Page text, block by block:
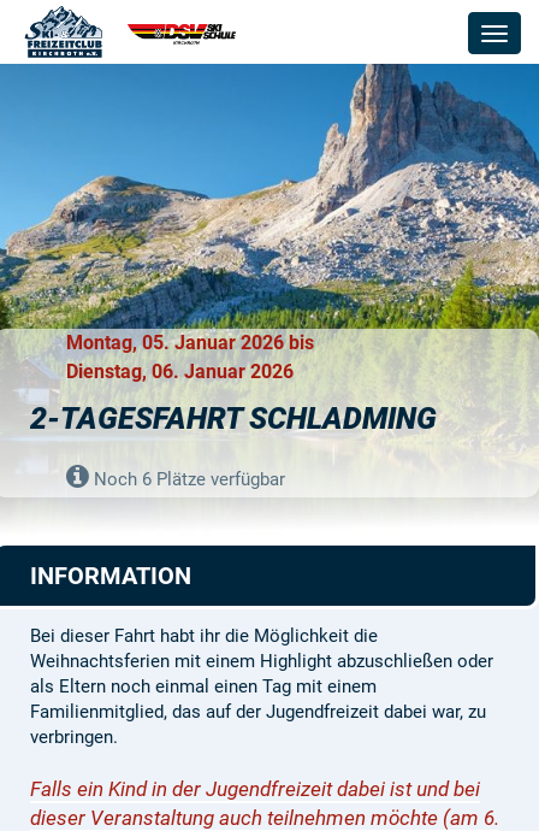
Montag, 05. Januar 2026bis
Dienstag, 06. Januar 2026
2-TAGESFAHRT SCHLADMING
Noch 6 Plätze verfügbar
INFORMATION
Bei dieser Fahrt habt ihr die Möglichkeit die
Weihnachtsferien mit einem Highlight abzuschließen oder
als Eltern noch einmal einen Tag mit einem
Familienmitglied, das auf der Jugendfreizeit dabei war, zu
verbringen.
Falls ein Kind in der Jugendfreizeit dabei ist und bei
dieser Veranstaltung auch teilnehmen möchte (am 6.